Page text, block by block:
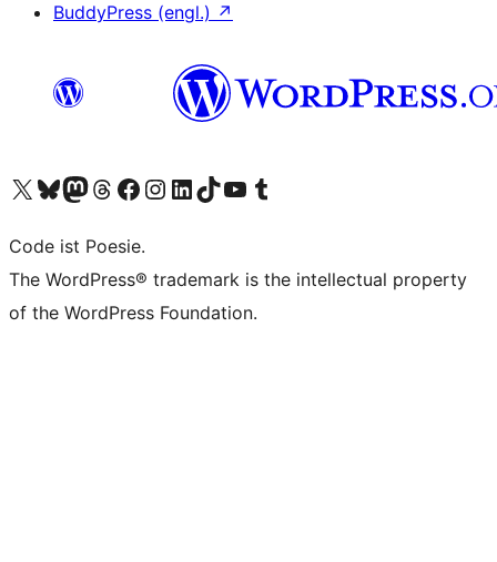
BuddyPress (engl.) ↗
Das X-Konto (früher Twitter) von WordPress.org besuchen
Das Bluesky-Konto von WordPress.org besuchen
Das Mastodon-Konto von WordPress.org besuchen
Das Threads-Konto von WordPress.org besuchen
Die Facebook-Seite von WordPress.org besuchen
Das Instagram-Konto von WordPress.org besuchen
Das LinkedIn-Konto von WordPress.org besuchen
Das TikTok-Konto von WordPress.org besuchen
Den YouTube-Kanal von WordPress.org besuchen
Das Tumblr-Konto von WordPress.org besuchen
Code ist Poesie.
The WordPress® trademark is the intellectual property
of the WordPress Foundation.